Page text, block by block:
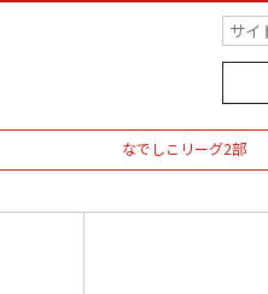
なでしこリーグ2部